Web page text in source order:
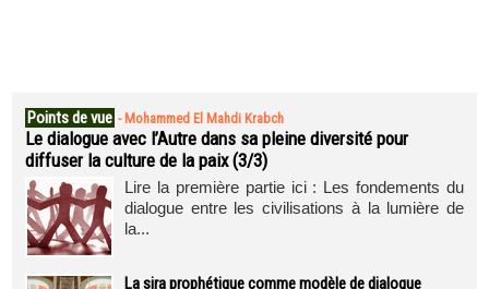
Points de vue - Mohammed El Mahdi Krabch
Le dialogue avec l’Autre dans sa pleine diversité pour
diffuser la culture de la paix (3/3)
Lire la première partie ici : Les fondements du
dialogue entre les civilisations à la lumière de
la...
La sira prophétique comme modèle de dialogue